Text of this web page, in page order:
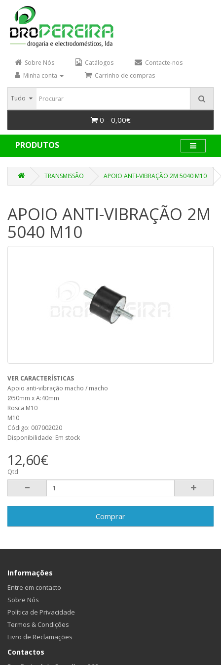
Sobre Nós Catálogos
Contacte-nos
Minha conta
Carrinho de compras
Tudo
0 - 0,00€
PRODUTOS
TRANSMISSÃO APOIO ANTI-VIBRAÇÃO 2M 5040 M10
APOIO ANTI-VIBRAÇÃO 2M
5040 M10
VER CARACTERÍSTICAS
Apoio anti-vibração macho / macho
Ø50mm x A:40mm
Rosca M10
M10
Código: 007002020
Disponibilidade: Em stock
12,60€
Qtd
Comprar
Informações
Entre em contacto
Sobre Nós
Política de Privacidade
Termos & Condições
Livro de Reclamações
Contactos